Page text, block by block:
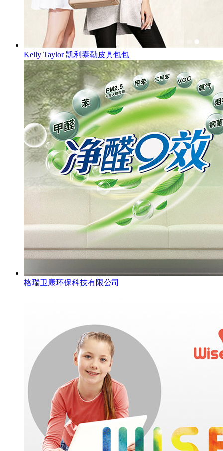
Kelly Taylor 凯利泰勒皮具包包
格瑞卫康环保科技有限公司